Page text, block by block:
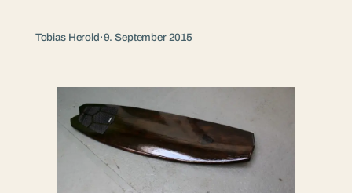
Tobias Herold·9. September 2015